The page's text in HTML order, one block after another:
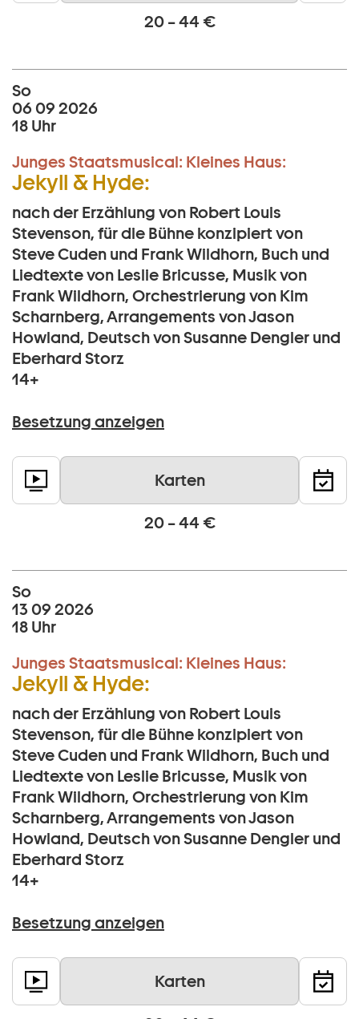
20 – 44 €
So
06 09 2026
18 Uhr
Junges Staatsmusical: Kleines Haus:
Jekyll & Hyde:
nach der Erzählung von Robert Louis
Stevenson, für die Bühne konzipiert von
Steve Cuden und Frank Wildhorn, Buch und
Liedtexte von Leslie Bricusse, Musik von
Frank Wildhorn, Orchestrierung von Kim
Scharnberg, Arrangements von Jason
Howland, Deutsch von Susanne Dengler und
Eberhard Storz
14+
Besetzung anzeigen
Karten
20 – 44 €
So
13 09 2026
18 Uhr
Junges Staatsmusical: Kleines Haus:
Jekyll & Hyde:
nach der Erzählung von Robert Louis
Stevenson, für die Bühne konzipiert von
Steve Cuden und Frank Wildhorn, Buch und
Liedtexte von Leslie Bricusse, Musik von
Frank Wildhorn, Orchestrierung von Kim
Scharnberg, Arrangements von Jason
Howland, Deutsch von Susanne Dengler und
Eberhard Storz
14+
Besetzung anzeigen
Karten